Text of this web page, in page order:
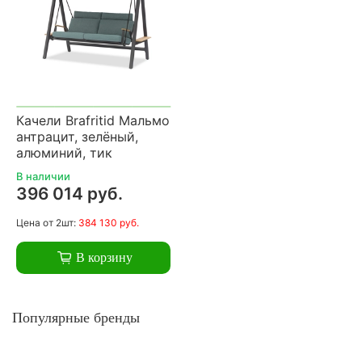
Качели Brafritid Мальмо
антрацит, зелёный,
алюминий, тик
В наличии
396 014 руб.
Цена от 2шт: 384 130 руб.
В корзину
Популярные бренды